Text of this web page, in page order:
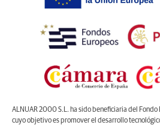
ALNUAR 2000 S.L. ha sido beneficiaria del Fondo
cuyo objetivo es promover el desarrollo